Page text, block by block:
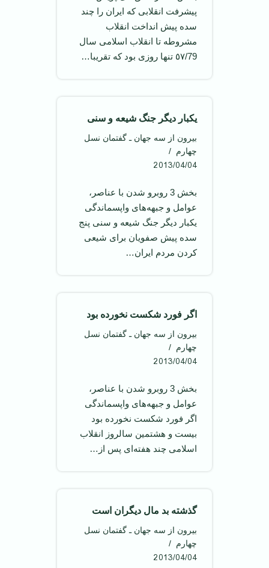
پیشرفت انقلابی که ايران را چند
سده پيش انداخت انقلاب
مشروطه تا انقلاب اسلامی سال
٥٧/79 تنها روزی بود كه تقريبا…
يکبار ديگر جنگ شيعه و سنی
بیرون از سه جهان ـ گفتمان نسل
چهارم
2013/04/04
بخش 3 روبرو شدن با عناصر،
عوامل و جبهه‌های واپسماندگی
يکبار ديگر جنگ شيعه و سنی پنج
سده پيش صفويان برای شيعی
کردن مردم ايران…
اگر فورد شکست نخورده بود
بیرون از سه جهان ـ گفتمان نسل
چهارم
2013/04/04
بخش 3 روبرو شدن با عناصر،
عوامل و جبهه‌های واپسماندگی
اگر فورد شکست نخورده بود
بيست و هشتمين سالروز انقلاب
اسلامی چند هفته‌ای پس از…
گذشته بد مال ديگران است
بیرون از سه جهان ـ گفتمان نسل
چهارم
2013/04/04